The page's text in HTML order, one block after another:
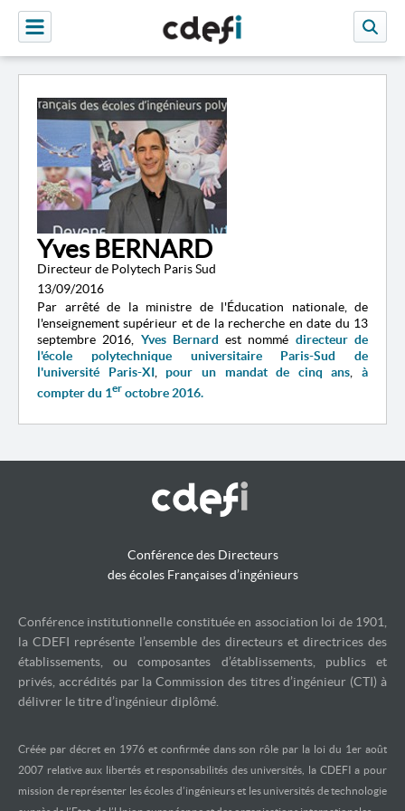
Yves BERNARD
Directeur de Polytech Paris Sud
13/09/2016
Par arrêté de la ministre de l'Éducation nationale, de
l'enseignement supérieur et de la recherche en date du 13
septembre 2016, Yves Bernardest nommé directeur de
l'école polytechnique universitaire Paris-Sud de
l'université Paris-XI, pour un mandat de cinq ans
à
compter du 1er octobre 2016.
Conférence des Directeurs
des écoles Françaises d’ingénieurs
Conférence institutionnelle constituée en association loi de 1901,
la CDEFI représente l’ensemble des directeurs et directrices des
établissements, ou composantes d’établissements, publics et
privés, accrédités par la Commission des titres d’ingénieur (CTI) à
délivrer le titre d’ingénieur diplômé.
Créée par décret en 1976 et confirmée dans son rôle par la loi du 1er août
2007 relative aux libertés et responsabilités des universités, la CDEFI a pour
mission de représenter les écoles d’ingénieurs et les universités de technologie